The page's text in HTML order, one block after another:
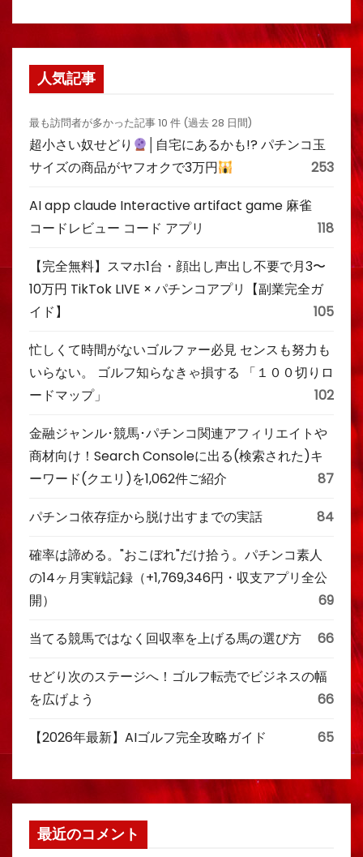
人気記事
最も訪問者が多かった記事 10 件 (過去 28 日間)
超小さい奴せどり
│自宅にあるかも!? パチンコ玉
サイズの商品がヤフオクで3万円
253
AI app claude Interactive artifact game 麻雀
コードレビュー コード アプリ
118
【完全無料】スマホ1台・顔出し声出し不要で月3〜
10万円 TikTok LIVE × パチンコアプリ【副業完全ガ
イド】
105
忙しくて時間がないゴルファー必見 センスも努力も
いらない。 ゴルフ知らなきゃ損する 「１００切りロ
ードマップ」
102
金融ジャンル･競馬･パチンコ関連アフィリエイトや
商材向け！Search Consoleに出る(検索された)キ
ーワード(クエリ)を1,062件ご紹介
87
パチンコ依存症から脱け出すまでの実話 84
確率は諦める。"おこぼれ"だけ拾う。パチンコ素人
の14ヶ月実戦記録（+1,769,346円・収支アプリ全公
開）
69
当てる競馬ではなく回収率を上げる馬の選び方 66
せどり次のステージへ！ゴルフ転売でビジネスの幅
を広げよう
66
【2026年最新】AIゴルフ完全攻略ガイド 65
最近のコメント